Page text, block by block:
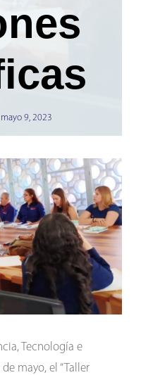
mayo 9, 2023
Tecnología e
mayo, el “Taller